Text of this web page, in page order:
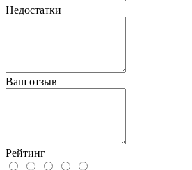
Недостатки
Ваш отзыв
Рейтинг